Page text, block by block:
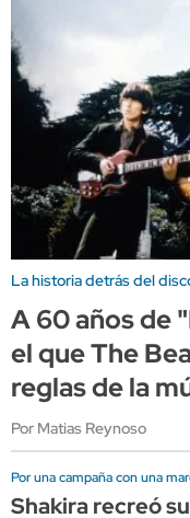
La historia detrás del
A 60 años de
el que The
reglas de la
Por Matias Reynoso
Por una campaña con una
Shakira recreó